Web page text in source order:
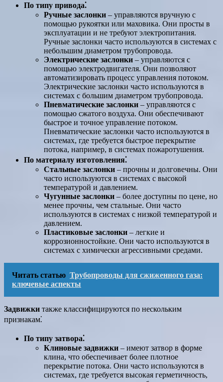
По типу привода⁚
Ручные заслонки – управляются вручную с
помощью рукоятки или маховика. Они просты в
эксплуатации и не требуют электропитания.
Ручные заслонки часто используются в системах с
небольшим диаметром трубопровода.
Электрические заслонки – управляются с
помощью электродвигателя. Они позволяют
автоматизировать процесс управления потоком.
Электрические заслонки часто используются в
системах с большим диаметром трубопровода.
Пневматические заслонки – управляются с
помощью сжатого воздуха. Они обеспечивают
быстрое и точное управление потоком.
Пневматические заслонки часто используются в
системах, где требуется быстрое перекрытие
потока, например, в системах пожаротушения.
По материалу изготовления⁚
Стальные заслонки – прочны и долговечны. Они
часто используются в системах с высокой
температурой и давлением.
Чугунные заслонки – более доступны по цене, но
менее прочны, чем стальные. Они часто
используются в системах с низкой температурой и
давлением.
Пластиковые заслонки – легкие и
коррозионностойкие. Они часто используются в
системах с химически агрессивными средами.
Читать статью Трубопроводы для сжиженного газа:
ключевые аспекты
Задвижки также классифицируются по нескольким
признакам⁚
По типу затвора⁚
Клиновые задвижки – имеют затвор в форме
клина, что обеспечивает более плотное
перекрытие потока. Они часто используются в
системах, где требуется высокая герметичность,